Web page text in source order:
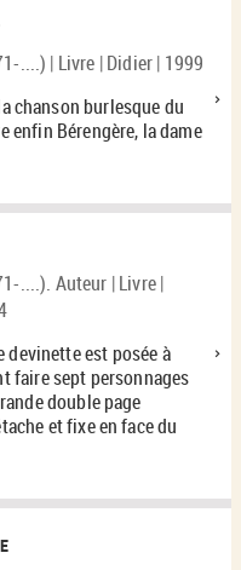
....) | Livre | Didier | 1999
chanson burlesque du
enfin Bérengère, la dame
....). Auteur | Livre |
devinette est posée à
faire sept personnages
double page
et fixe en face du